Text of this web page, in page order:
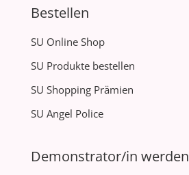
Bestellen
SU Online Shop
SU Produkte bestellen
SU Shopping Prämien
SU Angel Police
Demonstrator/in werden